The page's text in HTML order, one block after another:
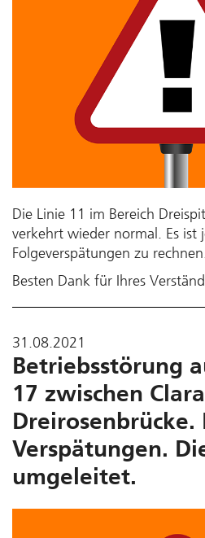
Die Linie 11 im Bereich
verkehrt wieder normal. Es ist
Folgeverspätungen zu
Besten Dank für Ihres
31.08.2021
Betriebsstörung
17 zwischen
Dreirosenbrücke.
Verspätungen.
umgeleitet.